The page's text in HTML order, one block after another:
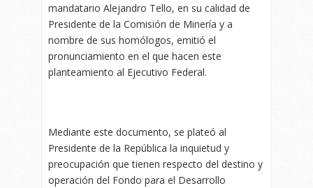
mandatario Alejandro Tello, en su calidad de
Presidente de la Comisión de Minería y a
nombre de sus homólogos, emitió el
pronunciamiento en el que hacen este
planteamiento al Ejecutivo Federal.
Mediante este documento, se plateó al
Presidente de la República la inquietud y
preocupación que tienen respecto del destino y
operación del Fondo para el Desarrollo